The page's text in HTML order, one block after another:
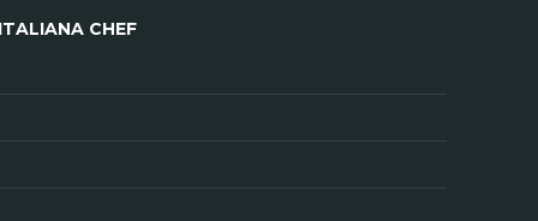
CHEF